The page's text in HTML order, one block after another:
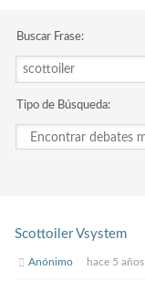
Buscar Frase:
Tipo de Búsqueda:
Scottoiler Vsystem
Anónimo hace 5 años